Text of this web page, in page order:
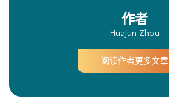
作者
Huajun Zhou
阅读作者更多文章